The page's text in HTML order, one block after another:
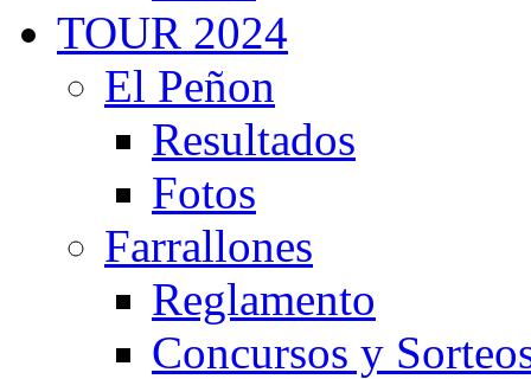
TOUR 2024
El Peñon
Resultados
Fotos
Farrallones
Reglamento
Concursos y